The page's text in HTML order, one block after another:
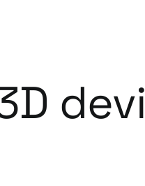
devi